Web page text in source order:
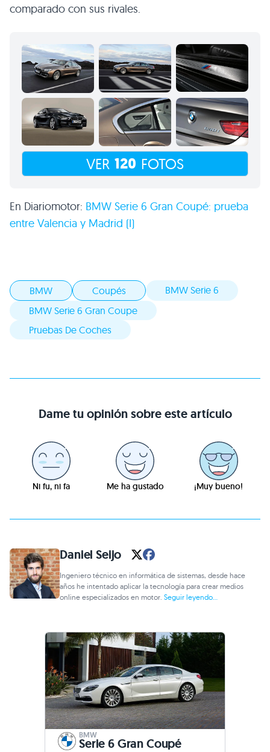
comparado con sus rivales.
VER 120 FOTOS
En Diariomotor: BMW Serie 6 Gran Coupé: prueba
entre Valencia y Madrid (I)
BMW Coupés
BMW Serie 6
BMW Serie 6 Gran Coupe
Pruebas De Coches
Dame tu opinión sobre este artículo
Ni fu, ni fa Me ha gustado ¡Muy bueno!
Daniel Seijo
Ingeniero técnico en informática de sistemas, desde hace
años he intentado aplicar la tecnología para crear medios
online especializados en motor.Seguir leyendo...
BMW
Serie 6 Gran Coupé